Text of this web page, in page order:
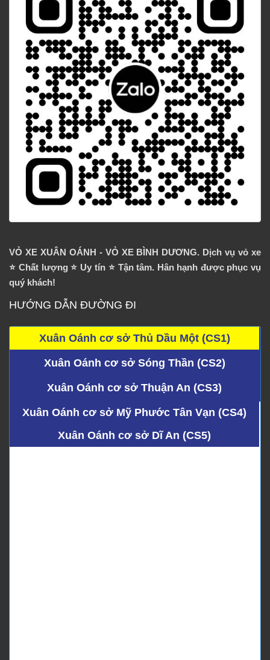
VỎ XE XUÂN OÁNH - VỎ XE BÌNH DƯƠNG. Dịch vụ vỏ xe
⭐️ Chất lượng ⭐️ Uy tín ⭐️ Tận tâm. Hân hạnh được phục vụ
quý khách!
HƯỚNG DẪN ĐƯỜNG ĐI
Xuân Oánh cơ sở Thủ Dầu Một (CS1)
Xuân Oánh cơ sở Sóng Thần (CS2)
Xuân Oánh cơ sở Thuận An (CS3)
Xuân Oánh cơ sở Mỹ Phước Tân Vạn (CS4)
Xuân Oánh cơ sở Dĩ An (CS5)